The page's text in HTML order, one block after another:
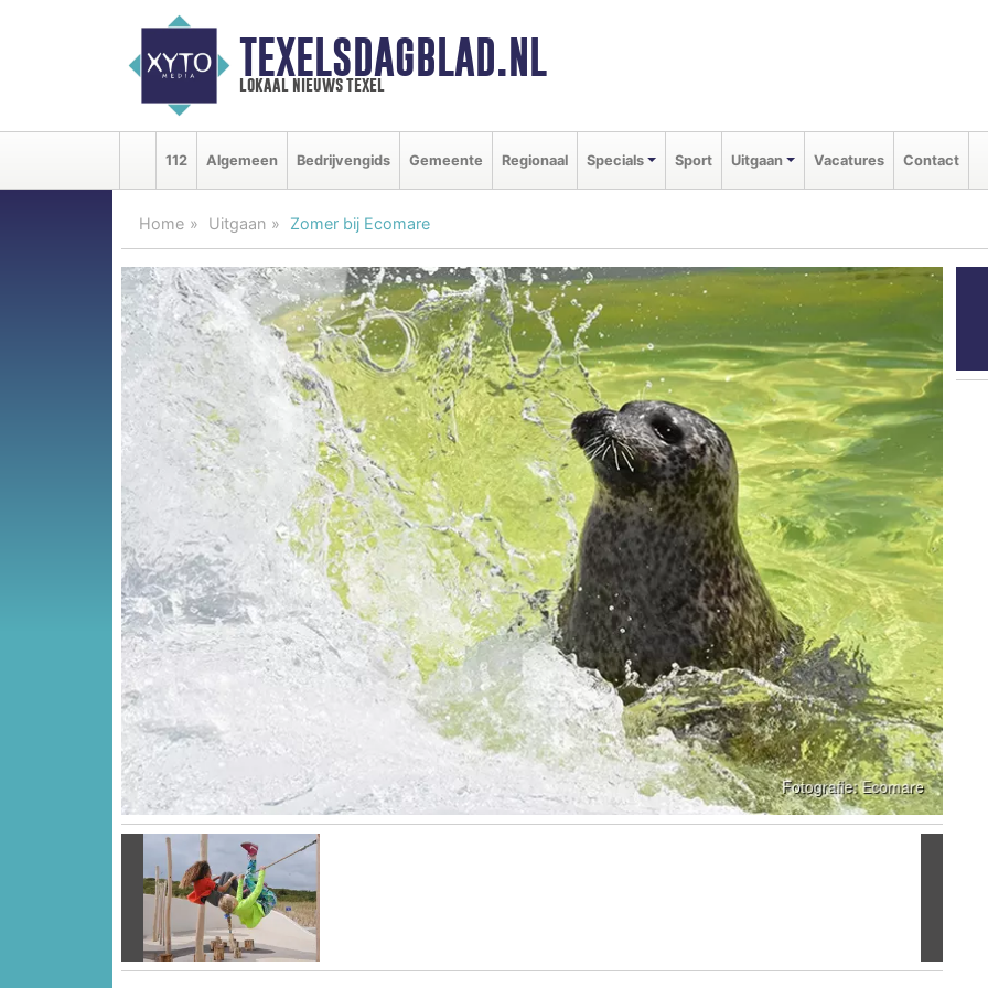
TEXELSDAGBLAD.NL
lokaal nieuws texel
112 Algemeen Bedrijvengids Gemeente Regionaal Specials Sport Uitgaan Vacatures Contact
Home Uitgaan Zomer bij Ecomare
Vorige